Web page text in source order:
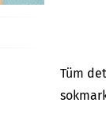
Tüm